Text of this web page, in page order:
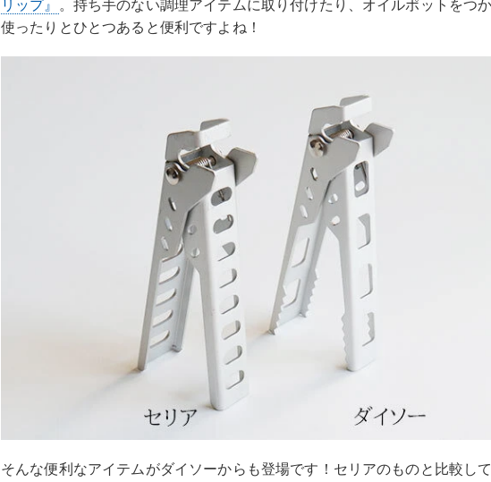
リップ』 。持ち手のない調理アイテムに取り付けたり、オイルポットをつ
使ったりとひとつあると便利ですよね！
そんな便利なアイテムがダイソーからも登場です！セリアのものと比較し